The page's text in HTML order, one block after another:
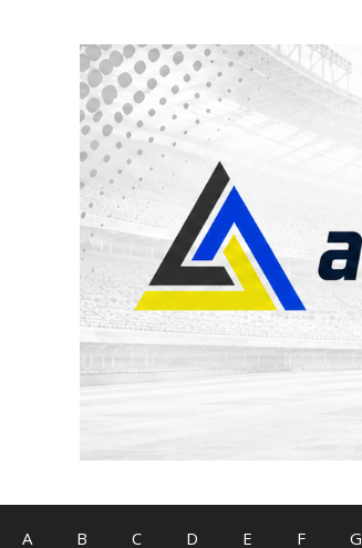
A B C D E F G